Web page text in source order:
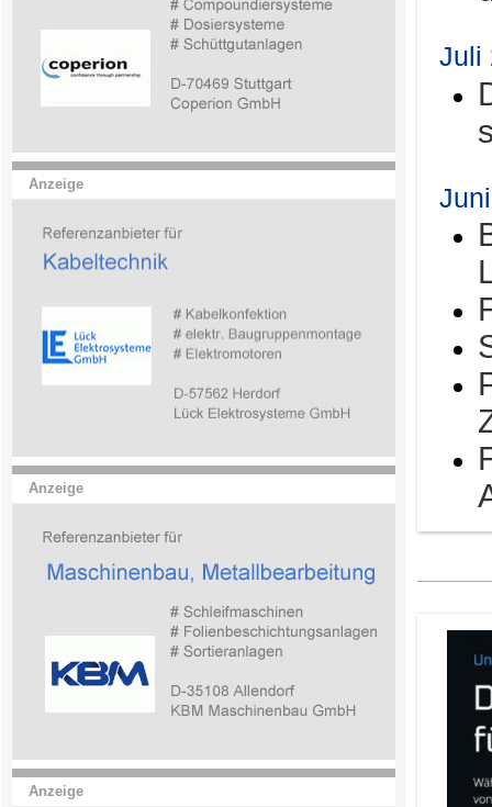
Anzeige
Anzeige
Anzeige
Juli